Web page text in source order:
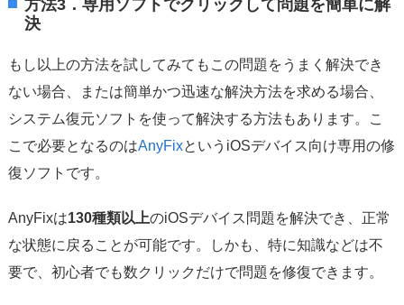
方法3．専用ソフトでクリックして問題を簡単に解
決
もし以上の方法を試してみてもこの問題をうまく解決でき
ない場合、または簡単かつ迅速な解決方法を求める場合、
システム復元ソフトを使って解決する方法もあります。こ
こで必要となるのはAnyFixというiOSデバイス向け専用の修
復ソフトです。
AnyFixは130種類以上のiOSデバイス問題を解決でき、正常
な状態に戻ることが可能です。しかも、特に知識などは不
要で、初心者でも数クリックだけで問題を修復できます。